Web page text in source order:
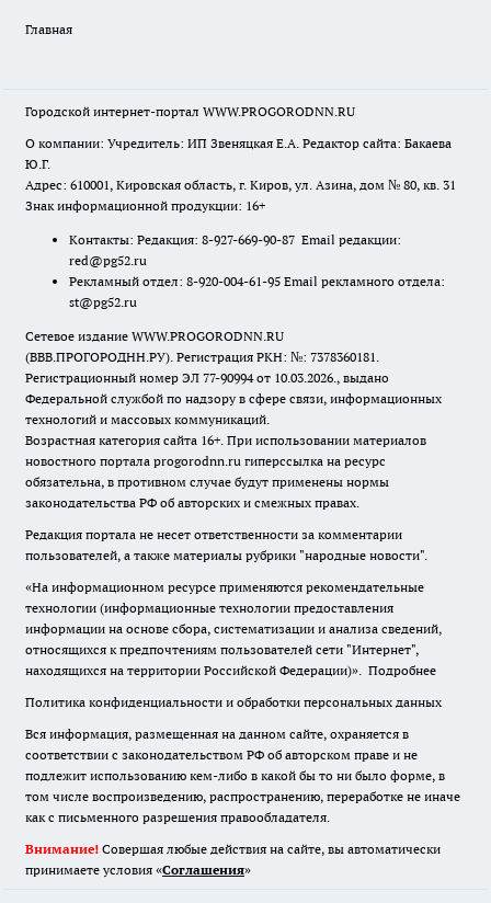
Главная
Городской интернет-портал WWW.PROGORODNN.RU
О компании: Учредитель: ИП Звеняцкая Е.А. Редактор сайта: Бакаева
Ю.Г.
Адрес: 610001, Кировская область, г. Киров, ул. Азина, дом № 80, кв. 31
Знак информационной продукции: 16+
Контакты: Редакция: 8-927-669-90-87 Email редакции:
red@pg52.ru
Рекламный отдел: 8-920-004-61-95 Email рекламного отдела:
st@pg52.ru
Сетевое издание WWW.PROGORODNN.RU
(ВВВ.ПРОГОРОДНН.РУ). Регистрация РКН: №: 7378360181.
Регистрационный номер ЭЛ 77-90994 от 10.03.2026., выдано
Федеральной службой по надзору в сфере связи, информационных
технологий и массовых коммуникаций.
Возрастная категория сайта 16+. При использовании материалов
новостного портала progorodnn.ru гиперссылка на ресурс
обязательна, в противном случае будут применены нормы
законодательства РФ об авторских и смежных правах.
Редакция портала не несет ответственности за комментарии
пользователей, а также материалы рубрики "народные новости".
«На информационном ресурсе применяются рекомендательные
технологии (информационные технологии предоставления
информации на основе сбора, систематизации и анализа сведений,
относящихся к предпочтениям пользователей сети "Интернет",
находящихся на территории Российской Федерации)». Подробнее
Политика конфиденциальности и обработки персональных данных
Вся информация, размещенная на данном сайте, охраняется в
соответствии с законодательством РФ об авторском праве и не
подлежит использованию кем-либо в какой бы то ни было форме, в
том числе воспроизведению, распространению, переработке не иначе
как с письменного разрешения правообладателя.
Внимание! Совершая любые действия на сайте, вы автоматически
принимаете условия «Cоглашения»